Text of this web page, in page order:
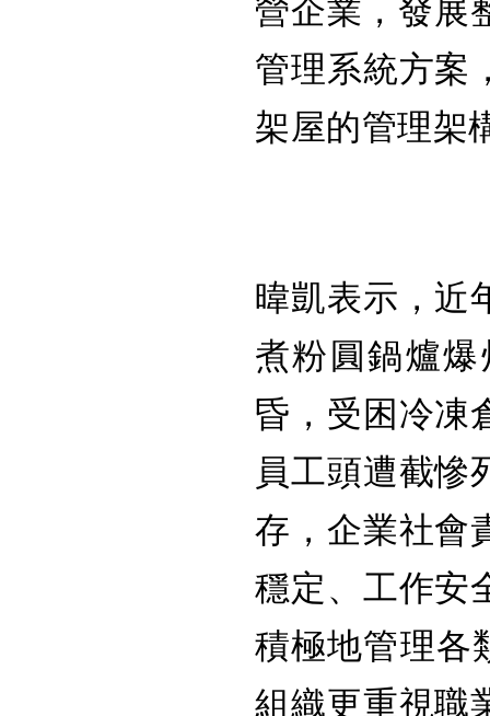
營企業，發展
管理系統方案
架屋的管理架
暐凱表示，近
煮粉圓鍋爐
昏，受困冷凍
員工頭遭截慘
存，企業社會
穩定、工作安
積極地管理各
組織更重視職